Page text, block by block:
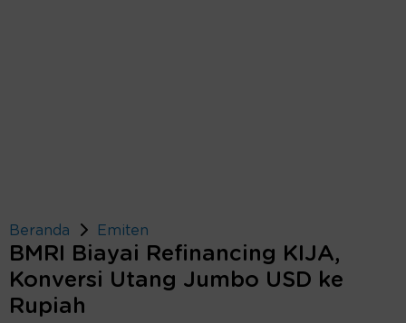
Beranda Emiten
BMRI Biayai Refinancing KIJA,
Konversi Utang Jumbo USD ke
Rupiah